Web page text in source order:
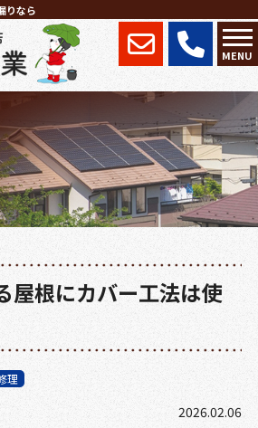
MENU
りなら
屋根にカバー工法は使
理
2026.02.06